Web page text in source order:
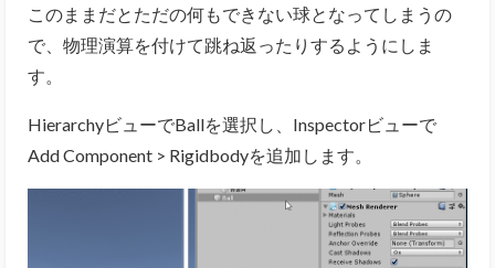
このままだとただの何もできない球となってしまうの
で、物理演算を付けて跳ね返ったりするようにしま
す。
HierarchyビューでBallを選択し、Inspectorビューで
Add Component > Rigidbodyを追加します。